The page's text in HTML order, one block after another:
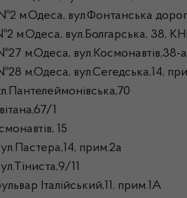
вул.Фонтанська дорога,
вул.Болгарська, 38,
вул.Космонавтів,38-
вул.Сегедська,14,
1
15
прим.2а
11
Італійський,11, прим.1А